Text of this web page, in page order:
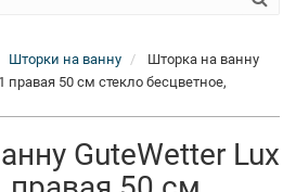
Шторки на ванну
Шторка на ванну
правая 50 см стекло бесцветное,
GuteWetter Lux